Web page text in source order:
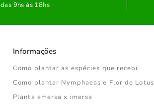
das 9hs às 18hs
Informações
Como plantar as espécies que recebi
Como plantar Nymphaeas e Flor de Lotus
Planta emersa x imersa